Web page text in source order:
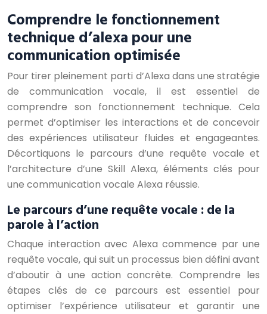
Comprendre le fonctionnement
technique d’alexa pour une
communication optimisée
Pour tirer pleinement parti d’Alexa dans une stratégie
de communication vocale, il est essentiel de
comprendre son fonctionnement technique. Cela
permet d’optimiser les interactions et de concevoir
des expériences utilisateur fluides et engageantes.
Décortiquons le parcours d’une requête vocale et
l’architecture d’une Skill Alexa, éléments clés pour
une communication vocale Alexa réussie.
Le parcours d’une requête vocale : de la
parole à l’action
Chaque interaction avec Alexa commence par une
requête vocale, qui suit un processus bien défini avant
d’aboutir à une action concrète. Comprendre les
étapes clés de ce parcours est essentiel pour
optimiser l’expérience utilisateur et garantir une